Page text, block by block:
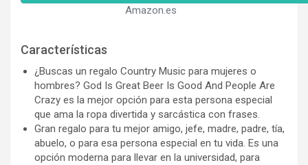
Amazon.es
Características
¿Buscas un regalo Country Music para mujeres o
hombres? God Is Great Beer Is Good And People Are
Crazy es la mejor opción para esta persona especial
que ama la ropa divertida y sarcástica con frases.
Gran regalo para tu mejor amigo, jefe, madre, padre, tía,
abuelo, o para esa persona especial en tu vida. Es una
opción moderna para llevar en la universidad, para